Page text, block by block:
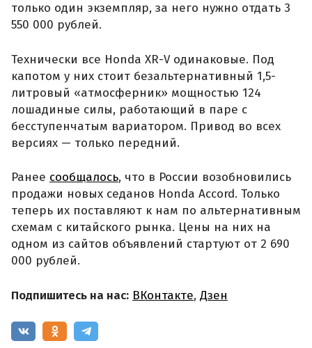
только один экземпляр, за него нужно отдать 3
550 000 рублей.
Технически все Honda XR-V одинаковые. Под
капотом у них стоит безальтернативный 1,5-
литровый «атмосферник» мощностью 124
лошадиные силы, работающий в паре с
бесступенчатым вариатором. Привод во всех
версиях — только передний.
Ранее сообщалось, что в России возобновились
продажи новых седанов Honda Accord. Только
теперь их поставляют к нам по альтернативным
схемам с китайского рынка. Цены на них на
одном из сайтов объявлений стартуют от 2 690
000 рублей.
Подпишитесь на нас: ВКонтакте, Дзен